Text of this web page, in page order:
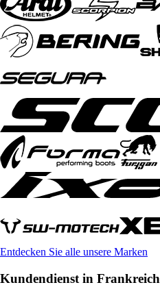
Entdecken Sie alle unsere Marken
Kundendienst in Frankreich